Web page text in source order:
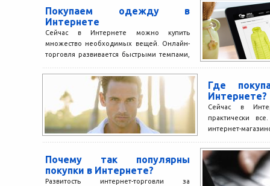
Покупаем одежду в
Интернете
Сейчас в Интернете можно купить
множество необходимых вещей. Онлайн-
торговля развивается быстрыми темпами,
магазинов в Украине лишнее тому...
Где
Интернете?
Сейчас в
практически
интернет-
дома все
Почему так популярны
покупки в Интернете?
Развитость интернет-торговли за